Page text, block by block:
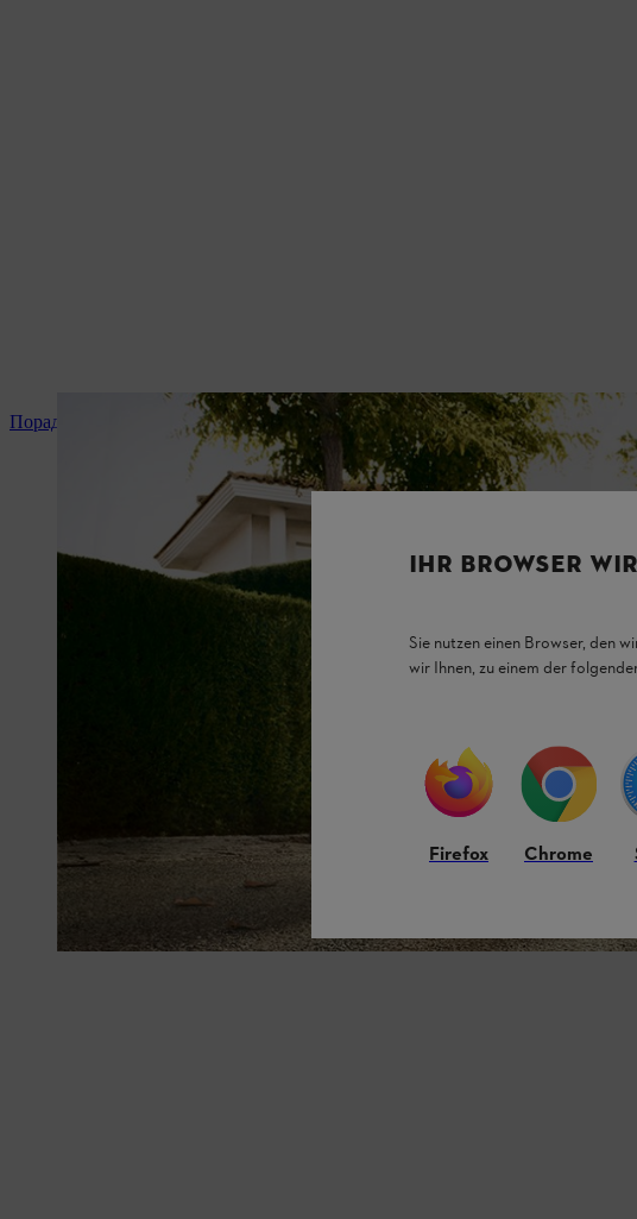
Поради та інструкція до продукту
IHR BROWSER
Sie nutzen einen Browser, den
wir Ihnen, zu einem der
Firefox Chrome